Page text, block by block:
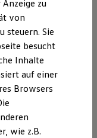
Dirk Reitzer,
zu
von
steuern. Sie
besucht
Inhalte
auf einer
Browsers
wie z.B.